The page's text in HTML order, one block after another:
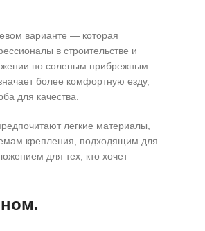
варианте — которая
в строительстве и
по соленым прибрежным
более комфортную езду,
для качества.
легкие материалы,
крепления, подходящим для
для тех, кто хочет